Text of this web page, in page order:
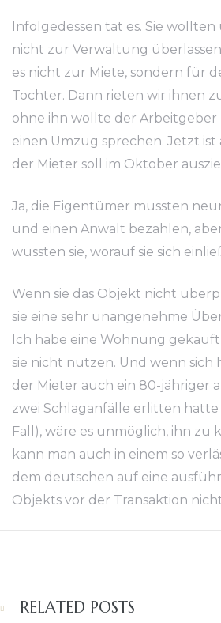
Infolgedessen tat es. Sie
nicht zur Verwaltung
es nicht zur Miete, sondern für
Tochter. Dann rieten wir ihnen
ohne ihn wollte der
einen Umzug sprechen. Jetzt
der Mieter soll im Oktober
Ja, die Eigentümer mussten
und einen Anwalt bezahlen,
wussten sie, worauf sie sich
Wenn sie das Objekt nicht
sie eine sehr unangenehme
Ich habe eine Wohnung
sie nicht nutzen. Und wenn sich
der Mieter auch ein 80-jähriger
zwei Schlaganfälle erlitten hatte
Fall), wäre es unmöglich, ihn zu
kann man auch in einem so
dem deutschen auf eine
Objekts vor der Transaktion
RELATED POSTS